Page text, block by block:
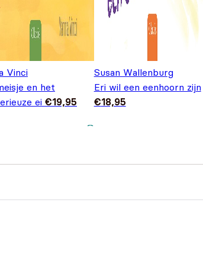
Vinci
en het
ei €19,95
Susan Wallenburg
Eri wil een eenhoorn zijn
€18,95